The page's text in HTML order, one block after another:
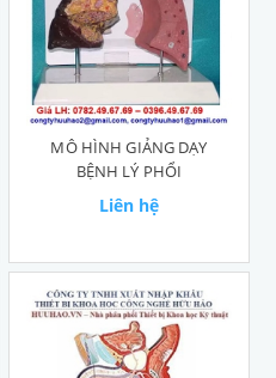
MÔ HÌNH GIẢNG DẠY
BỆNH LÝ PHỔI
Liên hệ